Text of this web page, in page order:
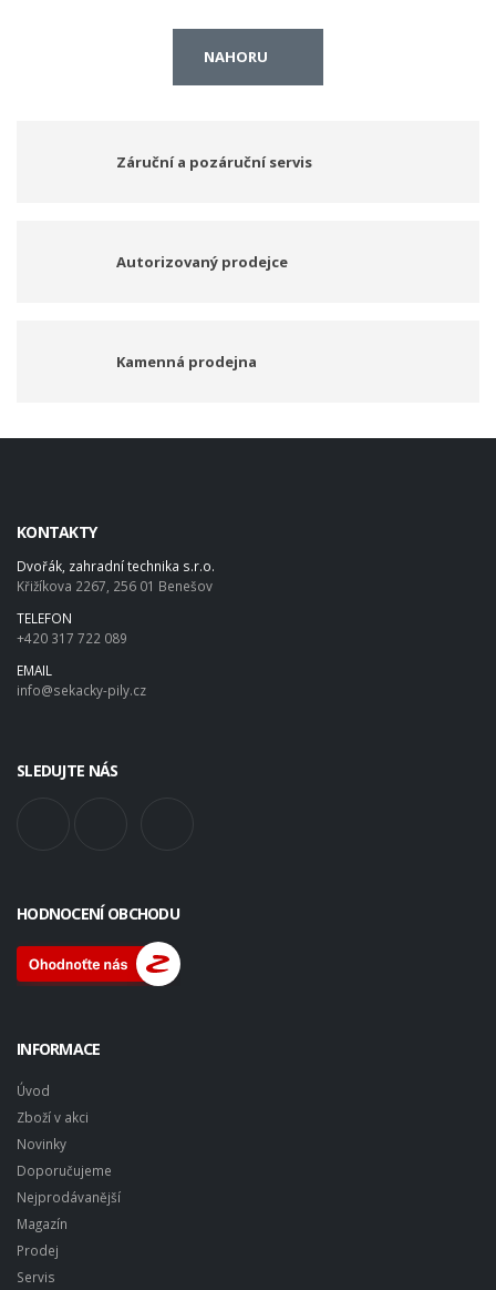
NAHORU
Záruční a pozáruční servis
Autorizovaný prodejce
Kamenná prodejna
KONTAKTY
Dvořák, zahradní technika s.r.o.
Křižíkova 2267, 256 01 Benešov
TELEFON
+420 317 722 089
EMAIL
info@sekacky-pily.cz
SLEDUJTE NÁS
HODNOCENÍ OBCHODU
INFORMACE
Úvod
Zboží v akci
Novinky
Doporučujeme
Nejprodávanější
Magazín
Prodej
Servis